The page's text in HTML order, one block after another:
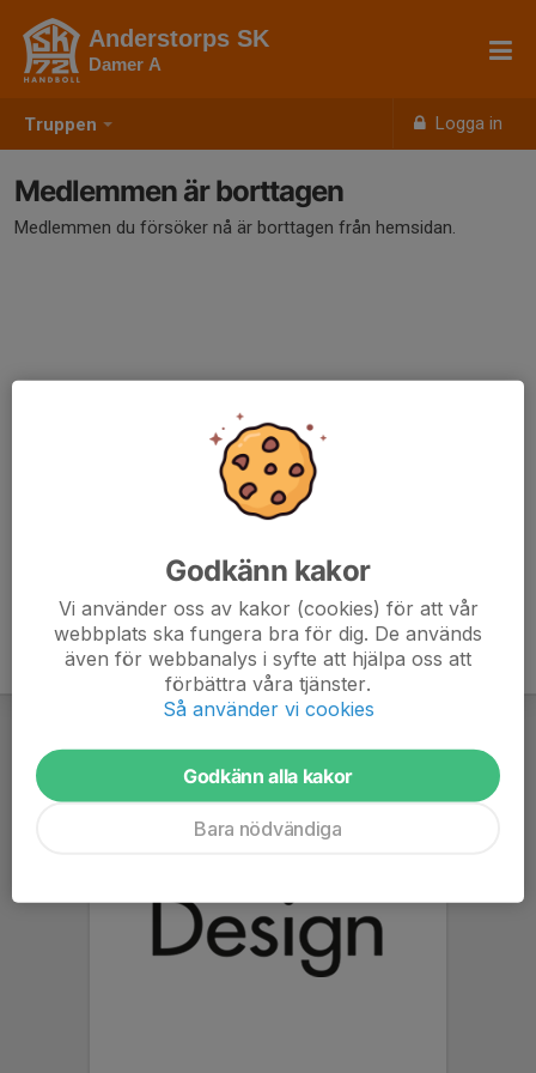
Truppen Logga in
Anderstorps SK
Damer A
Medlemmen är borttagen
Medlemmen du försöker nå är borttagen från hemsidan.
Godkänn kakor
Vi använder oss av kakor (cookies) för att vår
webbplats ska fungera bra för dig. De används
även för webbanalys i syfte att hjälpa oss att
förbättra våra tjänster.
Så använder vi cookies
Godkänn alla kakor
Bara nödvändiga